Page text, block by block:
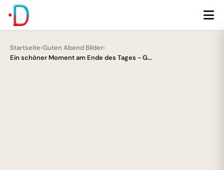
Startseite›Guten Abend Bilder›
Ein schöner Moment am Ende des Tages - G...